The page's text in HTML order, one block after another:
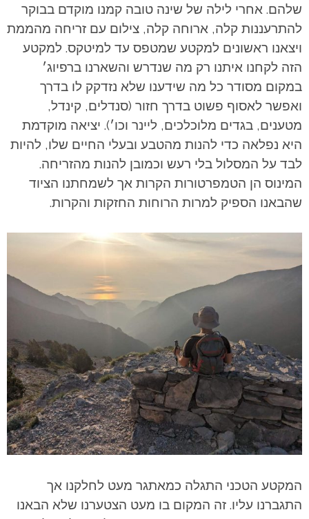
שלהם. אחרי לילה של שינה טובה קמנו מוקדם בבוקר
להתרעננות קלה, ארוחה קלה, צילום עם זריחה מהממת
ויצאנו ראשונים למקטע שמטפס עד למיטקס. למקטע
הזה לקחנו איתנו רק מה שנדרש והשארנו ברפיוג׳
במקום מסודר כל מה שידענו שלא נזדקק לו בדרך
ואפשר לאסוף פשוט בדרך חזור (סנדלים, קינדל,
מטענים, בגדים מלוכלכים, ליינר וכו׳). יציאה מוקדמת
היא נפלאה כדי להנות מהטבע ובעלי החיים שלו, להיות
לבד על המסלול בלי רעש וכמובן להנות מהזריחה.
המינוס הן הטמפרטורות הקרות אך לשמחתנו הציוד
שהבאנו הספיק למרות הרוחות החזקות והקרות.
המקטע הטכני התגלה כמאתגר מעט לחלקנו אך
התגברנו עליו. זה המקום בו מעט הצטערנו שלא הבאנו